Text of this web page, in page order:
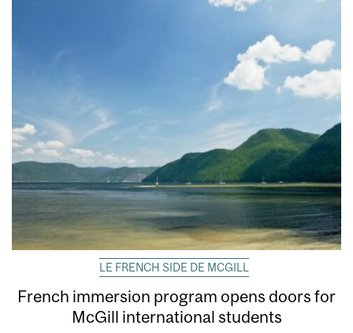
LE FRENCH SIDE DE MCGILL
French immersion program opens doors for
McGill international students